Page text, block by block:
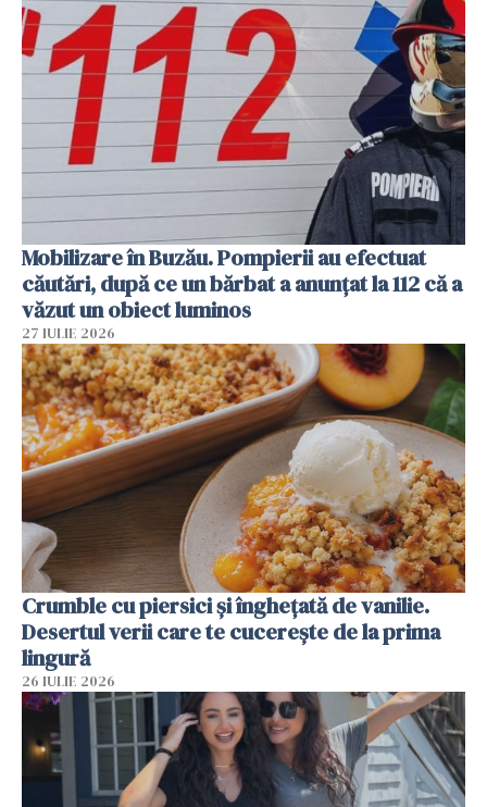
Mobilizare în Buzău. Pompierii au efectuat
căutări, după ce un bărbat a anunțat la 112 că a
văzut un obiect luminos
27 IULIE 2026
Crumble cu piersici și înghețată de vanilie.
Desertul verii care te cucerește de la prima
lingură
26 IULIE 2026